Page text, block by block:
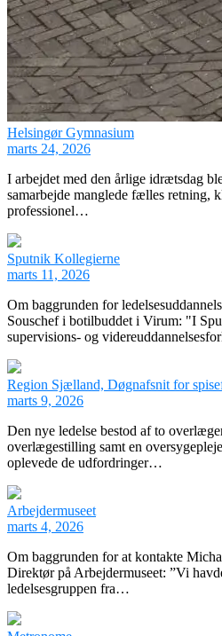
Helsingør Gymnasium
marts 24, 2026
I arbejdet med den årlige idrætsdag
samarbejde manglede fælles retning,
professionel…
Sputnik Kollegierne
marts 11, 2026
Om baggrunden for
Souschef i botilbuddet i Virum: "I
supervisions- og
Region Sjælland, Døgnafsnit for
marts 9, 2026
Den nye ledelse bestod af to
overlægestilling samt en
oplevede de udfordringer…
Arbejdermuseet
marts 4, 2026
Om baggrunden for at kontakte
Direktør på Arbejdermuseet: ”Vi
ledelsesgruppen fra…